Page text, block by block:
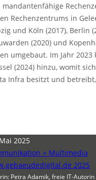
Rechenzentrums in
und Köln (2017), Berlin
(2020) und
umgebaut. Im Jahr
(2024) hinzu, womit
Infra besitzt und
2025
+ Multimedia
2025
Petra Adamik, freie IT-